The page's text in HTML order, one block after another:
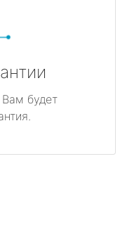
будет